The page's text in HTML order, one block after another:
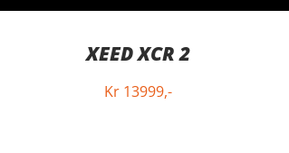
XEED XCR 2
Kr13999